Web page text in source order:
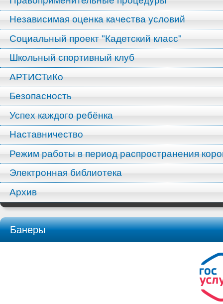
Независимая оценка качества условий
Социальный проект "Кадетский класс"
Школьный спортивный клуб
АРТИСТиКо
Безопасность
Успех каждого ребёнка
Наставничество
Режим работы в период распространения
Электронная библиотека
Архив
Банеры